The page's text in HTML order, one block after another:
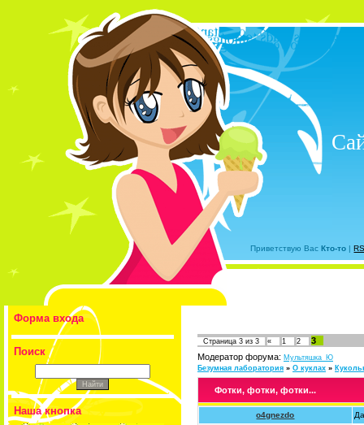
Приветствую Вас Кто-то |
Форма входа
Поиск
Наша кнопка
Страница 3 из 3 « 1 2
3
Модератор форума: Мультяшка_Ю
Безумная лаборатория » О куклах »
Фотки, фотки, фотки...
o4gnezdo